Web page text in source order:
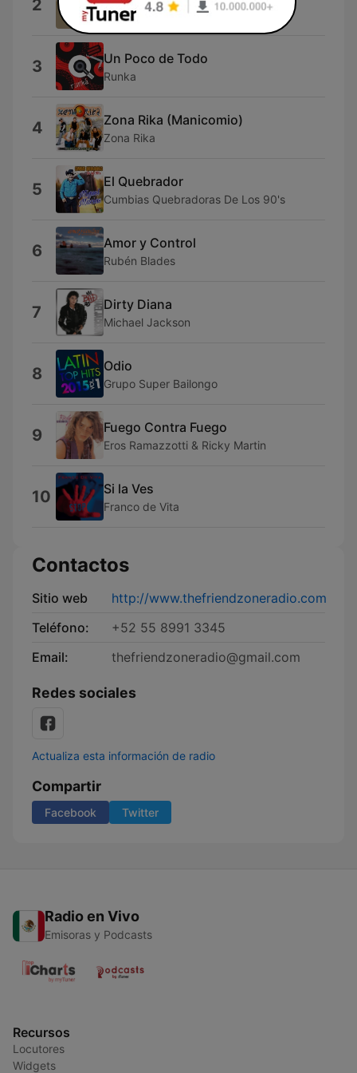
2 Kaab
3 Un Poco de Todo
Runka
4 Zona Rika (Manicomio)
Zona Rika
5 El Quebrador
Cumbias Quebradoras De Los 90's
6 Amor y Control
Rubén Blades
7 Dirty Diana
Michael Jackson
8 Odio
Grupo Super Bailongo
9 Fuego Contra Fuego
Eros Ramazzotti & Ricky Martin
10 Si la Ves
Franco de Vita
Contactos
Sitio web
http://www.thefriendzoneradio.com
Teléfono:
+52 55 8991 3345
Email:
thefriendzoneradio@gmail.com
Redes sociales
Actualiza esta información de radio
Compartir
Facebook Twitter
Radio en Vivo
Emisoras y Podcasts
Recursos
Locutores
Widgets